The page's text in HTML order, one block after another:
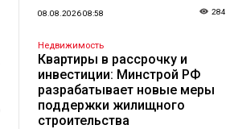
08.08.2026 08:58 284
Недвижимость
Квартиры в рассрочку и
инвестиции: Минстрой РФ
разрабатывает новые меры
поддержки жилищного
строительства